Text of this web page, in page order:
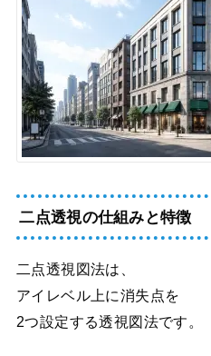
二点透視の仕組みと特徴
二点透視図法は、
アイレベル上に消失点を
2つ設定する透視図法です。